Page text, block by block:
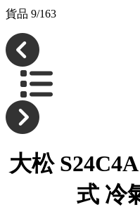
貨品 9/163
大松
式 冷